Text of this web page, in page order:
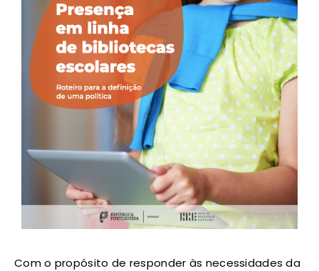
Com o propósito de responder às necessidades da